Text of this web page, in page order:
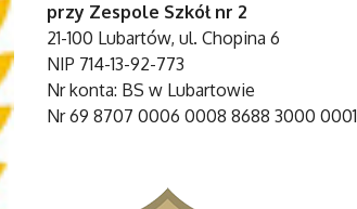
przy Zespole Szkół nr 2
21-100 Lubartów, ul. Chopina 6
NIP 714-13-92-773
Nr konta: BS w Lubartowie
Nr 69 8707 0006 0008 8688 3000 0001